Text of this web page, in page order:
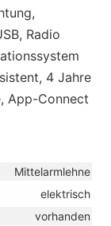
Radio
4 Jahre
App-Connect
Mittelarmlehne
elektrisch
vorhanden